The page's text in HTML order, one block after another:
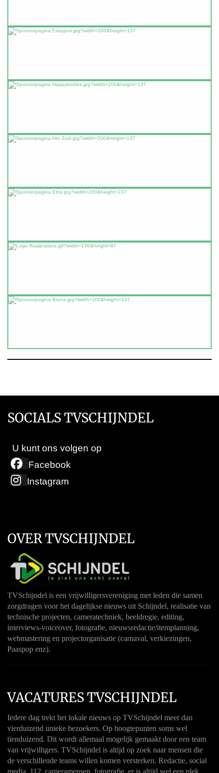
SOCIALS TVSCHIJNDEL
U kunt ons volgen op
Facebook
Instagram
OVER TVSCHIJNDEL
TVSchijndel is een vrijwilligersvereniging met leden die samen
zorgdragen voor het dagelijkse nieuws uit Schijndel, realisatie van
technische projecten, cameratechniek, beeldregie, editing,
interviews-voiceover, fotografie, nieuwsredactie/itemplanning,
webmastering en projectorganisatie (carnaval, verkiezingen,
Paaspop enz).
VACATURES TVSCHIJNDEL
Iedere dag trekt het lokale nieuws op TVSchijndel meer dan
vierduizend unieke bezoekers. Op hoogtepunten soms wel
tienduizend. Dit wordt allemaal mogelijk gemaakt door een team
van vrijwilligers. TVSchijndel is altijd op zoek naar mensen die
de verschillende teams willen komen versterken. Redactie, social
media, 112, cameramensen, fotografie, er is altijd wel een plek